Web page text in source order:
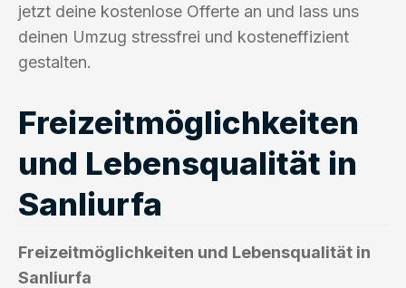
jetzt deine kostenlose Offerte an und lass uns
deinen Umzug stressfrei und kosteneffizient
gestalten.
Freizeitmöglichkeiten
und Lebensqualität in
Sanliurfa
Freizeitmöglichkeiten und Lebensqualität in
Sanliurfa